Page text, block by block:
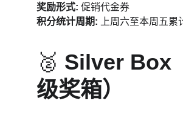
奖励形式: 促销代金券
积分统计周期: 上周六至本周五累
🥈 Silver Box
级奖箱）